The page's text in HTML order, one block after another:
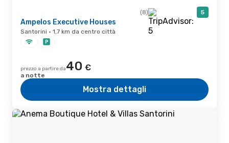
(8) 5
Ampelos Executive Houses
Santorini · 1,7 km da centro città
prezzo a partire da40 €
a notte
Mostra dettagli